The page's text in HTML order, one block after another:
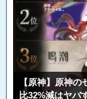
【原神】原神
比32%減はヤバ